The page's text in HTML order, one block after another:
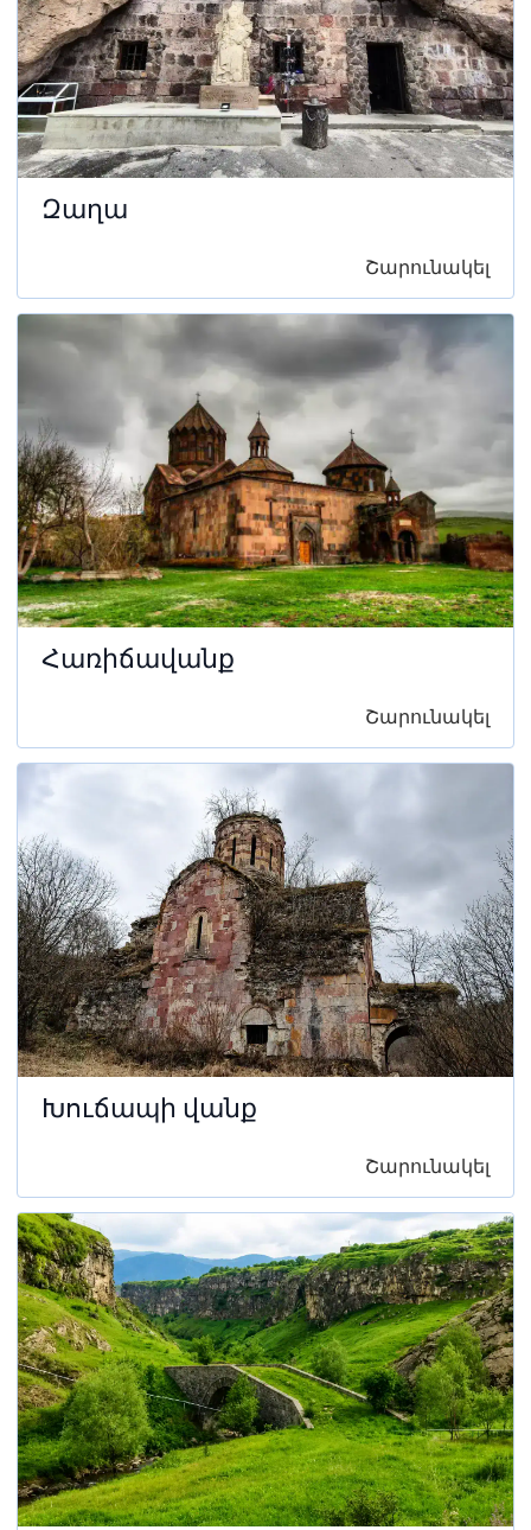
Զաղա
Շարունակել
Հառիճավանք
Շարունակել
Խուճապի վանք
Շարունակել